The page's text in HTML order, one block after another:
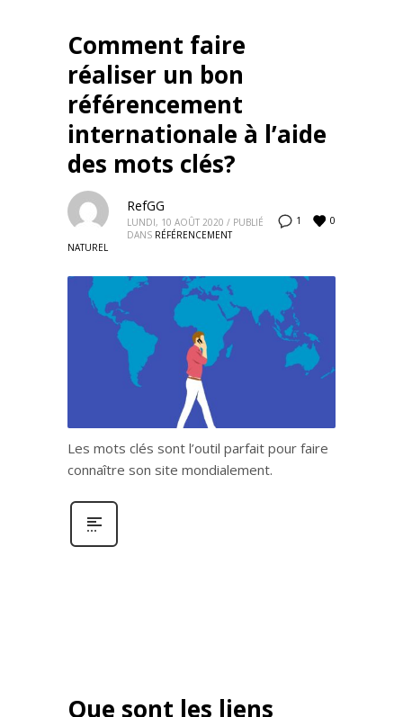
Comment faire
réaliser un bon
référencement
internationale à l’aide
des mots clés?
1 0
RefGG
LUNDI, 10 AOÛT 2020 / PUBLIÉ
DANS RÉFÉRENCEMENT
NATUREL
Les mots clés sont l’outil parfait pour faire
connaître son site mondialement.
Que sont les liens